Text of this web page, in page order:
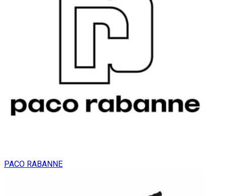
PACO RABANNE